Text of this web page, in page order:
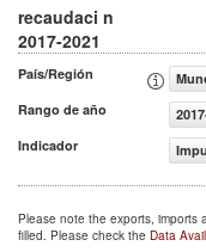
recaudaci n
2017-2021
País/Región
Rango de año
Indicador
Please note the exports,
filled. Please check the Data